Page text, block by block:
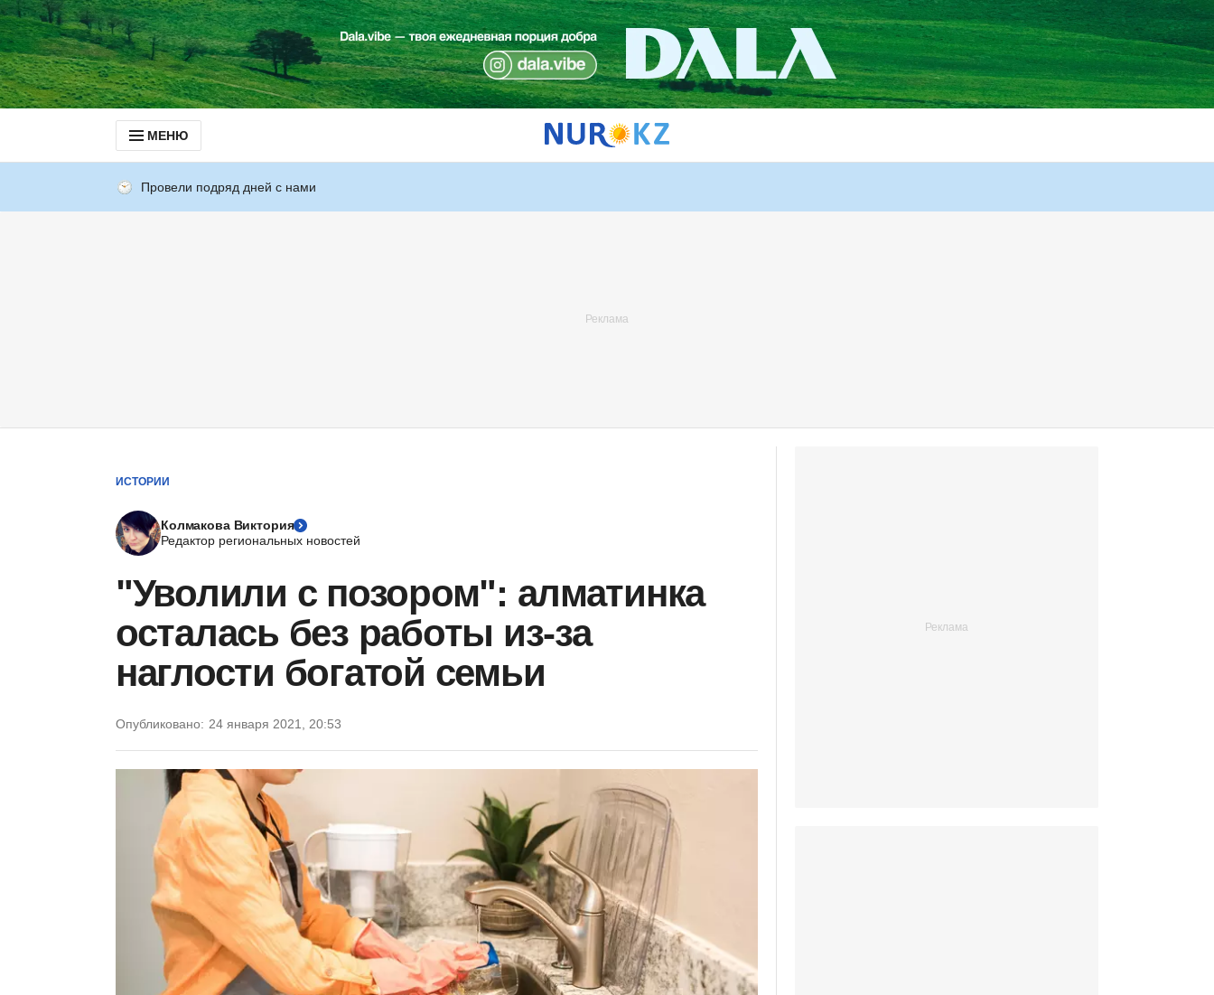
МЕНЮ
Провели подряд дней с нами
ИСТОРИИ
Колмакова Виктория
Редактор региональных новостей
"Уволили с позором": алматинка
осталась без работы из-за
наглости богатой семьи
Опубликовано: 24 января 2021, 20:53